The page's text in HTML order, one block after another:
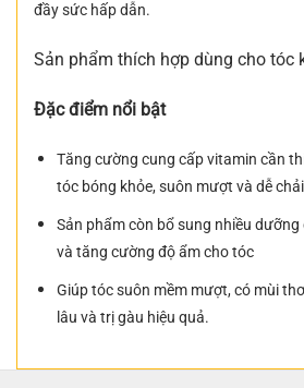
đầy sức hấp dẫn.
Sản phẩm thích hợp dùng cho tóc
Đặc điểm nổi bật
Tăng cường cung cấp vitamin cần
tóc bóng khỏe, suôn mượt và dễ
Sản phẩm còn bổ sung nhiều
và tăng cường độ ẩm cho tóc
Giúp tóc suôn mềm mượt, có mùi
lâu và trị gàu hiệu quả.